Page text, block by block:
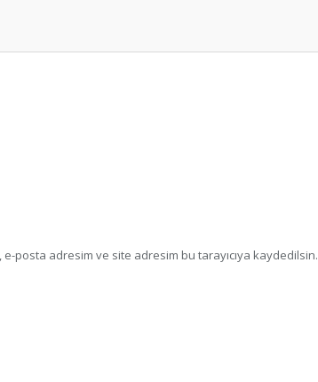
e-posta adresim ve site adresim bu tarayıcıya kaydedilsin.